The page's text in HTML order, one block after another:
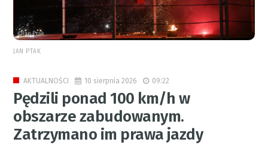
JAN PTAK
AKTUALNOŚCI 10 sierpnia 2026 09:22
Pędzili ponad 100 km/h w
obszarze zabudowanym.
Zatrzymano im prawa jazdy